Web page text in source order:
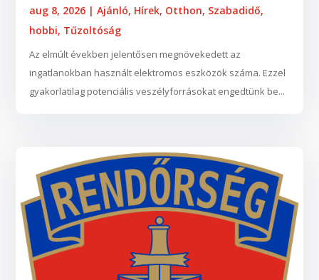
aug 8, 2026 |Ajánló, Hírek, Otthon, Szabadidő,
hobbi, Tűzoltóság
Az elmúlt években jelentősen megnövekedett az
ingatlanokban használt elektromos eszközök száma. Ezzel
gyakorlatilag potenciális veszélyforrásokat engedtünk be...